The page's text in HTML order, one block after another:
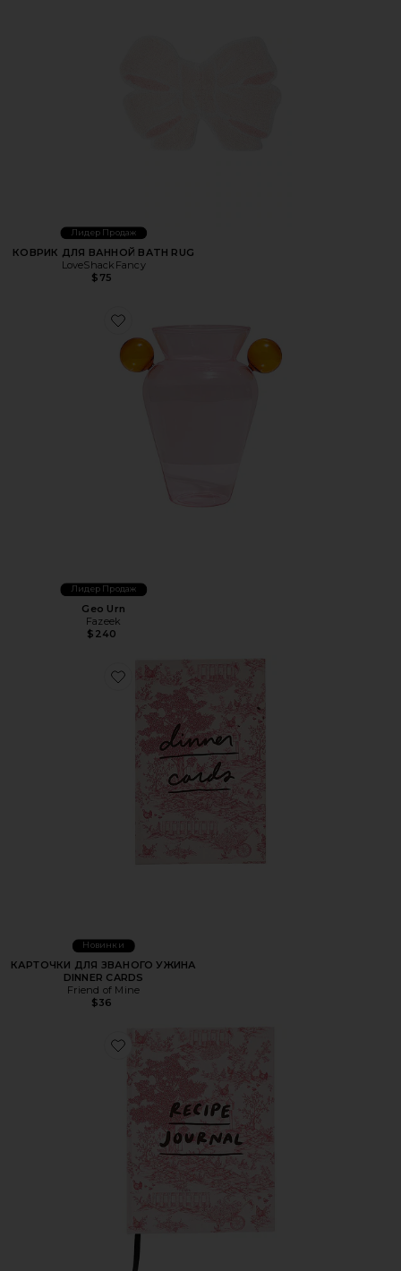
Лидер Продаж
КОВРИК ДЛЯ ВАННОЙ BATH RUG
LoveShackFancy
$75
Favorite Geo Urn
Лидер Продаж
Geo Urn
Fazeek
$240
Favorite КАРТОЧКИ ДЛЯ ЗВАНОГО УЖИНА DINNER
Новинки
КАРТОЧКИ ДЛЯ ЗВАНОГО УЖИНА
DINNER CARDS
Friend of Mine
$36
Favorite КУЛИНАРНЫЙ БЛОКНОТ ДЛЯ РЕЦЕПТОВ